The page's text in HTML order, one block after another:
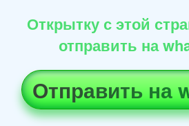
Открытку с этой
отправить на
Отправить на